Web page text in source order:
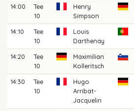
14:00
Tee
10
Henry
Simpson
14:10
Tee
10
Louis
Darthenay
14:20
Tee
10
Maximilian
Kolleritsch
14:30
Tee
10
Hugo
Arribat-
Jacquelin